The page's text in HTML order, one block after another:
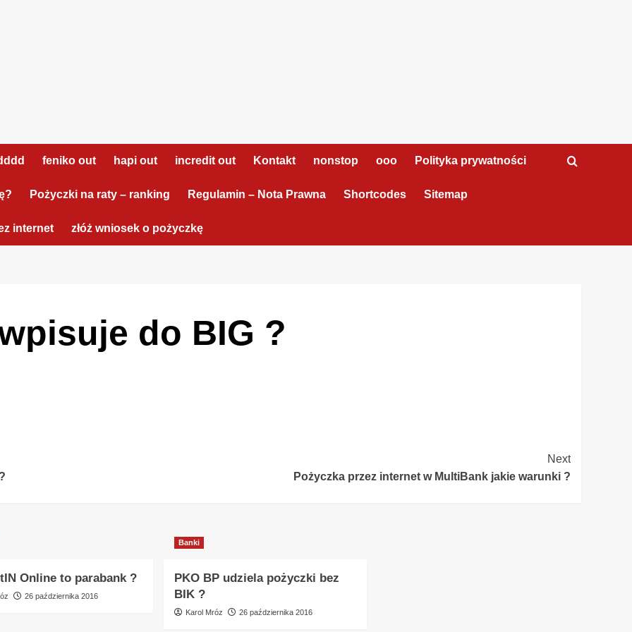
feniko out hapi out incredit out Kontakt nonstop ooo Polityka prywatności
Pożyczki na raty – ranking Regulamin – Nota Prawna Shortcodes Sitemap
internet złóż wniosek o pożyczkę
do BIG ?
Next
Pożyczka przez internet w MultiBank jakie warunki ?
Online to parabank ?
26 października 2016
Banki
PKO BP udziela pożyczki bez
BIK ?
Karol Mróz 26 października 2016